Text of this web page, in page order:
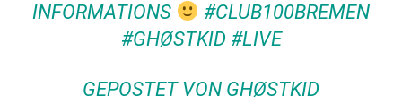
INFORMATIONS
#CLUB100BREMEN
#GHØSTKID #LIVE
GEPOSTET VON GHØSTKID